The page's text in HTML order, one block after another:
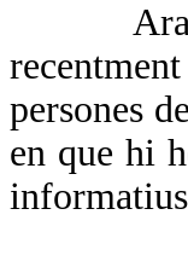
persones
en que hi